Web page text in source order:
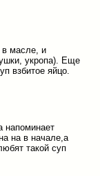
в масле, и
укропа). Еще
взбитое яйцо.
напоминает
на в начале,а
такой суп